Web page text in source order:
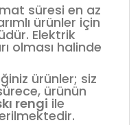
süresi en az
ürünler için
Elektrik
olması halinde
ürünler; siz
ürünün
rengi ile